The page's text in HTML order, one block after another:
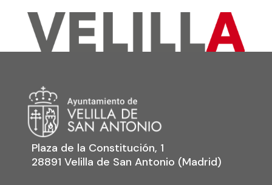
Plaza de la Constitución, 1
28891 Velilla de San Antonio (Madrid)